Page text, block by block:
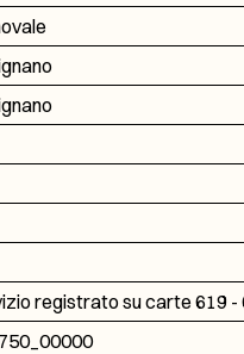
registrato su carte 619 -